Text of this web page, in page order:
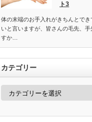
ト3
体の末端のお手入れがきちんとでき
いと言いますが、皆さんの毛先、
すか…
カテゴリー
カ
ー